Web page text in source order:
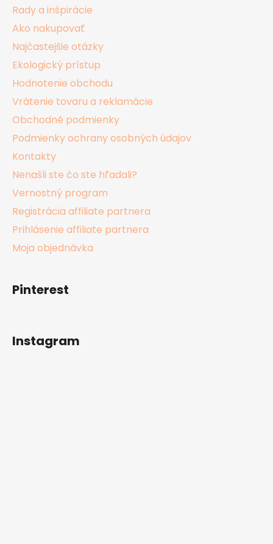
Rady a inšpirácie
Ako nakupovať
Najčastejšie otázky
Ekologický prístup
Hodnotenie obchodu
Vrátenie tovaru a reklamácie
Obchodné podmienky
Podmienky ochrany osobných údajov
Kontakty
Nenašli ste čo ste hľadali?
Vernostný program
Registrácia affiliate partnera
Prihlásenie affiliate partnera
Moja objednávka
Pinterest
Instagram